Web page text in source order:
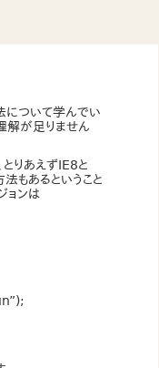
について学んでい
が足りません
とりあえずIE8と
もあるということ
ョンは